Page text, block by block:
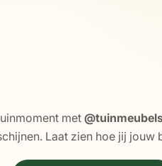
met
Laat zien hoe jij jouw